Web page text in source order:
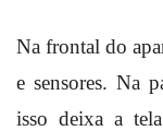
Na frontal do
e sensores. Na
isso deixa a